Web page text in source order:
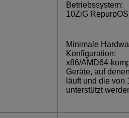
Betriebssystem:
10ZiG
Minimale
Konfiguration:
x86/AMD64-
Geräte, auf
läuft und die von
unterstützt